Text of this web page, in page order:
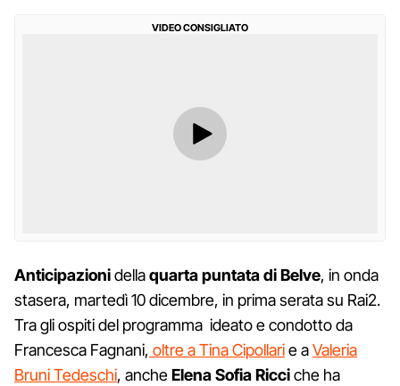
VIDEO CONSIGLIATO
Anticipazionidellaquarta puntata di Belve, in onda
stasera, martedì 10 dicembre, in prima serata su Rai2.
Tra gli ospiti del programma ideato e condotto da
Francesca Fagnani, oltre a Tina Cipollarie aValeria
Bruni Tedeschi, ancheElena Sofia Ricciche ha